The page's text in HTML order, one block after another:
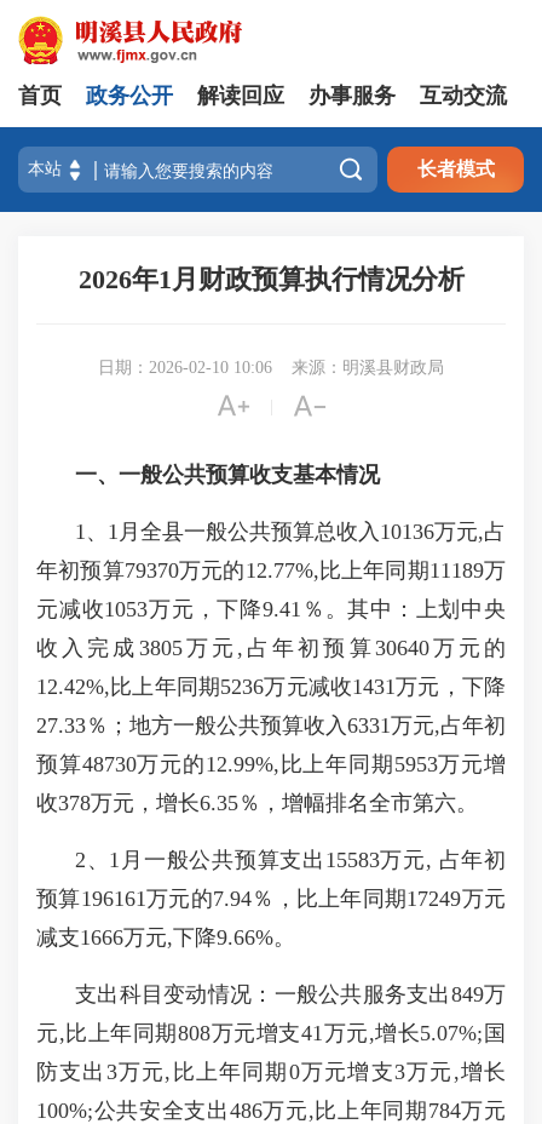
首页 政务公开 解读回应 办事服务 互动交流
 长者模式
2026年1月财政预算执行情况分析
日期：2026-02-10 10:06 来源：明溪县财政局
 
一、一般公共预算收支基本情况
1、1月全县一般公共预算总收入10136万元,占
年初预算79370万元的12.77%,比上年同期11189万
元减收1053万元，下降9.41％。其中：上划中央
收入完成3805万元,占年初预算30640万元的
12.42%,比上年同期5236万元减收1431万元，下降
27.33％；地方一般公共预算收入6331万元,占年初
预算48730万元的12.99%,比上年同期5953万元增
收378万元，增长6.35％，增幅排名全市第六。
2、1月一般公共预算支出15583万元, 占年初
预算196161万元的7.94％，比上年同期17249万元
减支1666万元,下降9.66%。
支出科目变动情况：一般公共服务支出849万
元,比上年同期808万元增支41万元,增长5.07%;国
防支出3万元,比上年同期0万元增支3万元,增长
100%;公共安全支出486万元,比上年同期784万元